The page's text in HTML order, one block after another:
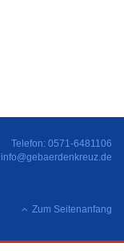
Telefon: 0571-6481106
info@gebaerdenkreuz.de
Zum Seitenanfang